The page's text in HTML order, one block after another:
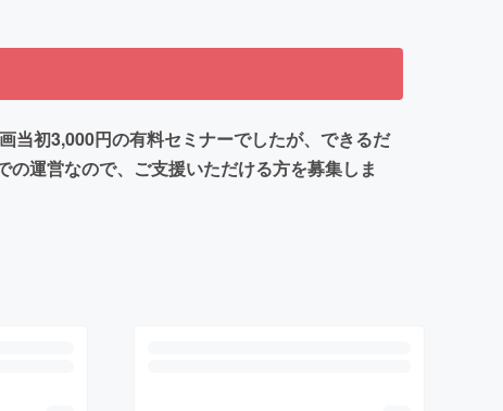
当初3,000円の有料セミナーでしたが、できるだ
運営なので、ご支援いただける方を募集しま